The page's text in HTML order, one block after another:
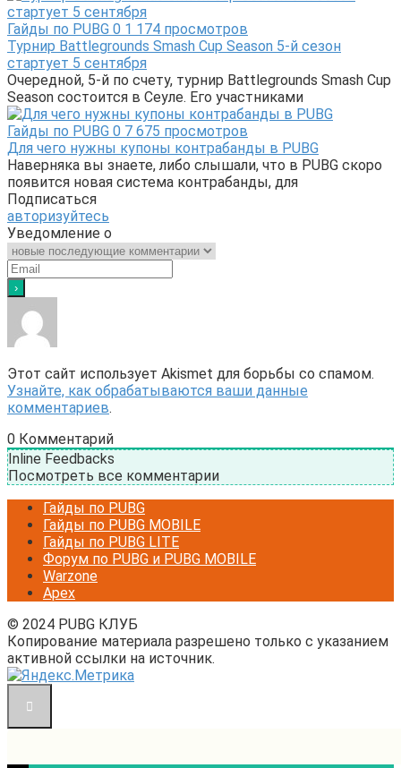
Гайды по PUBG 0 1 174 просмотров
Турнир Battlegrounds Smash Cup Season 5-й сезон
стартует 5 сентября
Очередной, 5-й по счету, турнир Battlegrounds Smash Cup
Season состоится в Сеуле. Его участниками
Гайды по PUBG 0 7 675 просмотров
Для чего нужны купоны контрабанды в PUBG
Наверняка вы знаете, либо слышали, что в PUBG скоро
появится новая система контрабанды, для
Подписаться
авторизуйтесь
Уведомление о
Этот сайт использует Akismet для борьбы со спамом.
Узнайте, как обрабатываются ваши данные
комментариев.
0 Комментарий
Inline Feedbacks
Посмотреть все комментарии
Гайды по PUBG
Гайды по PUBG MOBILE
Гайды по PUBG LITE
Форум по PUBG и PUBG MOBILE
Warzone
Apex
© 2024 PUBG КЛУБ
Копирование материала разрешено только с указанием
активной ссылки на источник.